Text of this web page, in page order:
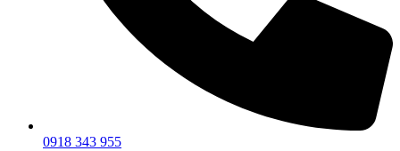
0918 343 955